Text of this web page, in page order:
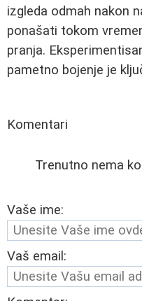
izgleda odmah nakon
ponašati tokom
pranja.
pametno bojenje je
Komentari
Trenutno nema
Vaše ime:
Vaš email: